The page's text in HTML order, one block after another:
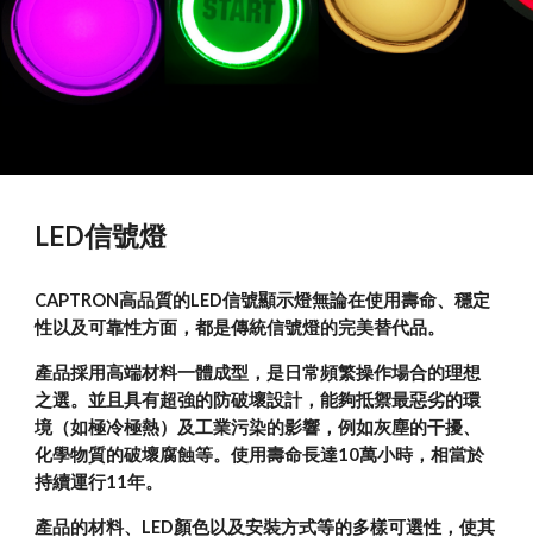
LED信號燈
CAPTRON高品質的LED信號顯示燈無論在使用壽命、穩定
性以及可靠性方面，都是傳統信號燈的完美替代品。
產品採用高端材料一體成型，是日常頻繁操作場合的理想
之選。並且具有超強的防破壞設計，能夠抵禦最惡劣的環
境（如極冷極熱）及工業污染的影響，例如灰塵的干擾、
化學物質的破壞腐蝕等。使用壽命長達10萬小時，相當於
持續運行11年。
產品的材料、LED顏色以及安裝方式等的多樣可選性，使其